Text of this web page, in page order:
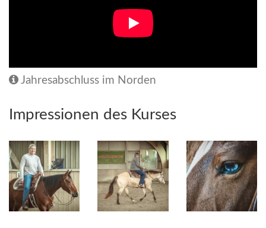
Jahresabschluss im Norden
Impressionen des Kurses